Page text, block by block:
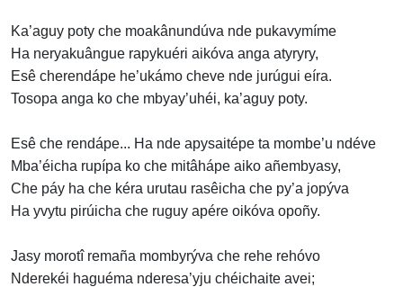
Ka’aguy poty che moakânundúva nde pukavymíme
Ha neryakuângue rapykuéri aikóva anga atyryry,
Esê cherendápe he’ukámo cheve nde jurúgui eíra.
Tosopa anga ko che mbyay’uhéi, ka’aguy poty.
Esê che rendápe... Ha nde apysaitépe ta mombe’u ndéve
Mba’éicha rupípa ko che mitâhápe aiko añembyasy,
Che páy ha che kéra urutau rasêicha che py’a jopýva
Ha yvytu pirúicha che ruguy apére oikóva opoñy.
Jasy morotî remaña mombyrýva che rehe rehóvo
Nderekéi haguéma nderesa’yju chéichaite avei;